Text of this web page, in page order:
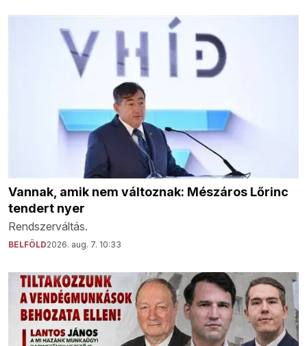
Vannak, amik nem változnak: Mészáros Lőrinc
tendert nyer
Rendszerváltás.
BELFÖLD2026. aug. 7. 10:33